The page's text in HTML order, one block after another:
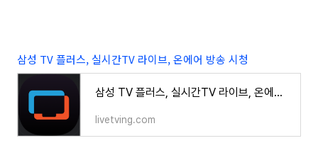
삼성 TV 플러스, 실시간TV 라이브, 온에어 방송 시청
삼성 TV 플러스, 실시간TV 라이브, 온에어 방송 시청
livetving.com